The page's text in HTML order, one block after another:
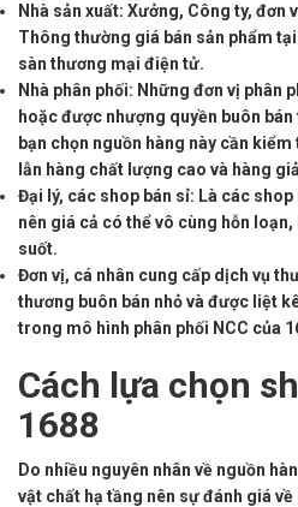
Nhà sản xuất: Xưởng, Công ty,
Thông thường giá bán sản phẩm
sàn thương mại điện tử.
Nhà phân phối: Những đơn vị phân
hoặc được nhượng quyền buôn
bạn chọn nguồn hàng này cần
lẫn hàng chất lượng cao và hàng
Đại lý, các shop bán sỉ: Là các
nên giá cả có thể vô cùng hỗn
suốt.
Đơn vị, cá nhân cung cấp dịch vụ
thương buôn bán nhỏ và được liệt
trong mô hình phân phối NCC của
Cách lựa chọn
1688
Do nhiều nguyên nhân về nguồn
vật chất hạ tầng nên sự đánh giá